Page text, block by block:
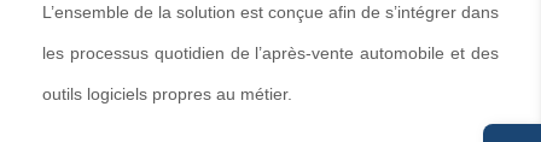
L’ensemble de la solution est conçue afin de s’intégrer dans
les processus quotidien de l’après-vente automobile et des
outils logiciels propres au métier.